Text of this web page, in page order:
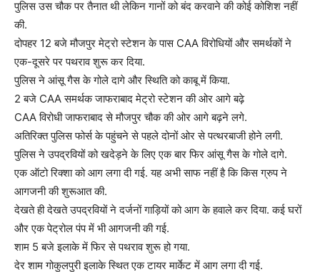
पुलिस उस चौक पर तैनात थी लेकिन गानों को बंद करवाने की कोई कोशिश नहीं
की.
दोपहर 12 बजे मौजपुर मेट्रो स्टेशन के पास CAA विरोधियों और समर्थकों ने
एक-दूसरे पर पथराव शुरू कर दिया.
पुलिस ने आंसू गैस के गोले दागे और स्थिति को काबू में किया.
2 बजे CAA समर्थक जाफराबाद मेट्रो स्टेशन की ओर आगे बढ़े
CAA विरोधी जाफराबाद से मौजपुर चौक की ओर आगे बढ़ने लगे.
अतिरिक्त पुलिस फोर्स के पहुंचने से पहले दोनों ओर से पत्थरबाजी होने लगी.
पुलिस ने उपद्रवियों को खदेड़ने के लिए एक बार फिर आंसू गैस के गोले दागे.
एक ऑटो रिक्शा को आग लगा दी गई. यह अभी साफ नहीं है कि किस ग्रुप ने
आगजनी की शुरूआत की.
देखते ही देखते उपद्रवियों ने दर्जनों गाड़ियों को आग के हवाले कर दिया. कई घरों
और एक पेट्रोल पंप में भी आगजनी की गई.
शाम 5 बजे इलाके में फिर से पथराव शुरू हो गया.
देर शाम गोकुलपुरी इलाके स्थित एक टायर मार्केट में आग लगा दी गई.